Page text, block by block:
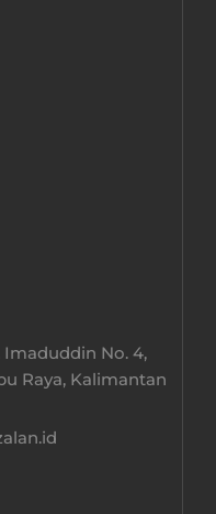
Imaduddin No. 4,
Raya, Kalimantan